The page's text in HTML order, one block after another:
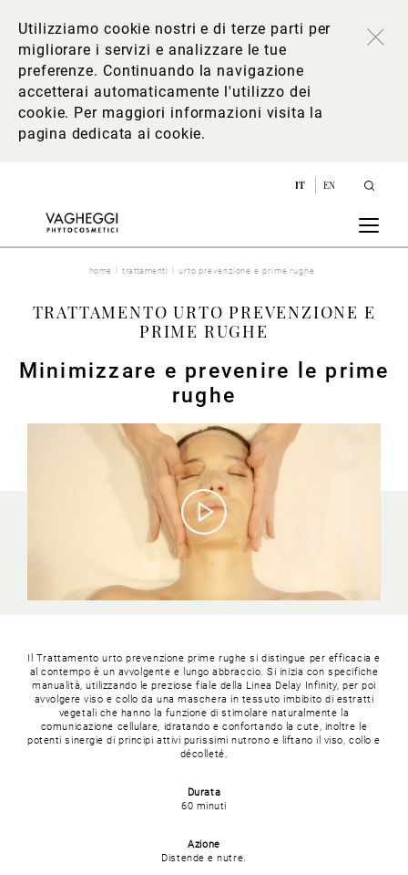
Utilizziamo cookie nostri e di terze parti per
migliorare i servizi e analizzare le tue
preferenze. Continuando la navigazione
accetterai automaticamente l'utilizzo dei
cookie. Per maggiori informazioni visita la
pagina dedicata ai cookie.
IT EN
home trattamenti urto prevenzione e prime rughe
TRATTAMENTO URTO PREVENZIONE E
PRIME RUGHE
Minimizzare e prevenire le prime
rughe
Il Trattamento urto prevenzione prime rughe si distingue per efficacia e
al contempo è un avvolgente e lungo abbraccio. Si inizia con specifiche
manualità, utilizzando le preziose fiale della Linea Delay Infinity, per poi
avvolgere viso e collo da una maschera in tessuto imbibito di estratti
vegetali che hanno la funzione di stimolare naturalmente la
comunicazione cellulare, idratando e confortando la cute, inoltre le
potenti sinergie di principi attivi purissimi nutrono e liftano il viso, collo e
décolleté.
Durata
60 minuti
Azione
Distende e nutre.